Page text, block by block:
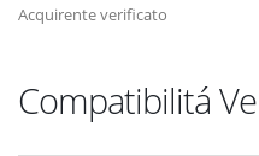
Acquirente verificato
Compatibilitá